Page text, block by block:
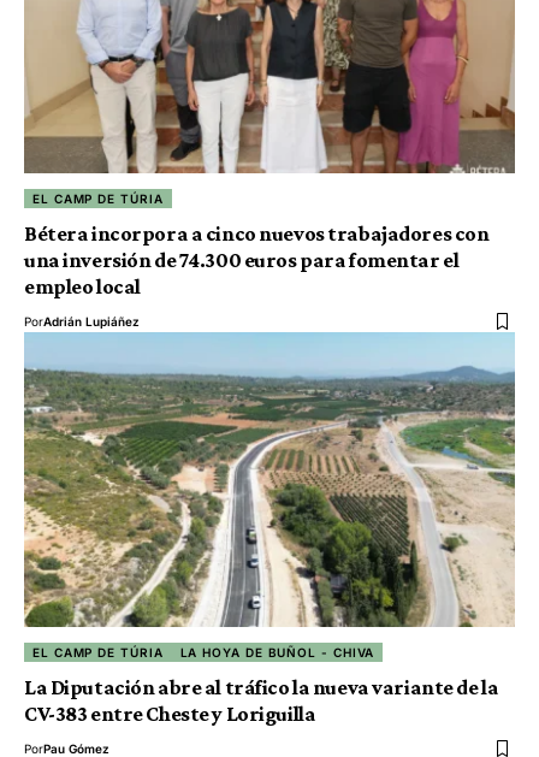
EL CAMP DE TÚRIA
Bétera incorpora a cinco nuevos trabajadores con
una inversión de 74.300 euros para fomentar el
empleo local
PorAdrián Lupiáñez
EL CAMP DE TÚRIA LA HOYA DE BUÑOL - CHIVA
La Diputación abre al tráfico la nueva variante de la
CV-383 entre Cheste y Loriguilla
PorPau Gómez